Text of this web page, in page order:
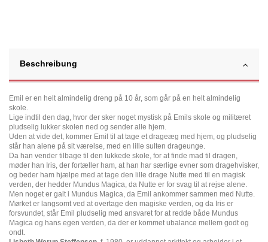
Beschreibung
Emil er en helt almindelig dreng på 10 år, som går på en helt almindelig
skole.
Lige indtil den dag, hvor der sker noget mystisk på Emils skole og militæret
pludselig lukker skolen ned og sender alle hjem.
Uden at vide det, kommer Emil til at tage et drageæg med hjem, og pludselig
står han alene på sit værelse, med en lille sulten drageunge.
Da han vender tilbage til den lukkede skole, for at finde mad til dragen,
møder han Iris, der fortæller ham, at han har særlige evner som dragehvisker,
og beder ham hjælpe med at tage den lille drage Nutte med til en magisk
verden, der hedder Mundus Magica, da Nutte er for svag til at rejse alene.
Men noget er galt i Mundus Magica, da Emil ankommer sammen med Nutte.
Mørket er langsomt ved at overtage den magiske verden, og da Iris er
forsvundet, står Emil pludselig med ansvaret for at redde både Mundus
Magica og hans egen verden, da der er kommet ubalance mellem godt og
ondt.